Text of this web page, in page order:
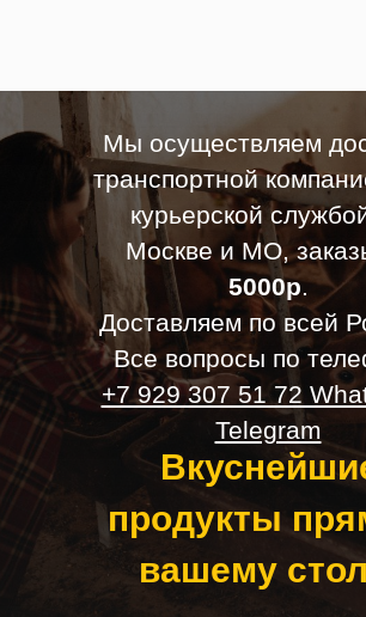
Мы осуществляем
транспортной
курьерской
Москве и МО,
5000р.
Доставляем по всей
Все вопросы по
+7 929 307 51 72
Telegram
продукты
вашему